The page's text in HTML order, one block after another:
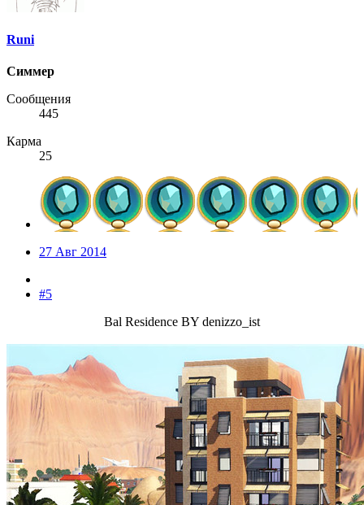
Runi
Симмер
Сообщения
445
Карма
25
27 Авг 2014
#5
Bal Residence BY denizzo_ist